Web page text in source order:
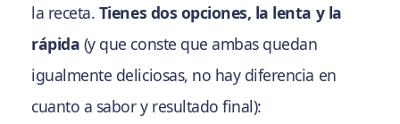
la receta. Tienes dos opciones, la lenta y la
rápida (y que conste que ambas quedan
igualmente deliciosas, no hay diferencia en
cuanto a sabor y resultado final):